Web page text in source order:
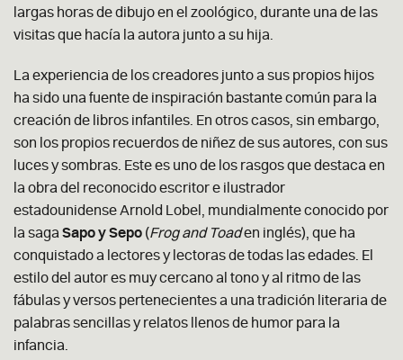
largas horas de dibujo en el zoológico, durante una de las
visitas que hacía la autora junto a su hija.
La experiencia de los creadores junto a sus propios hijos
ha sido una fuente de inspiración bastante común para la
creación de libros infantiles. En otros casos, sin embargo,
son los propios recuerdos de niñez de sus autores, con sus
luces y sombras. Este es uno de los rasgos que destaca en
la obra del reconocido escritor e ilustrador
estadounidense Arnold Lobel, mundialmente conocido por
la saga Sapo y Sepo (Frog and Toaden inglés), que ha
conquistado a lectores y lectoras de todas las edades. El
estilo del autor es muy cercano al tono y al ritmo de las
fábulas y versos pertenecientes a una tradición literaria de
palabras sencillas y relatos llenos de humor para la
infancia.